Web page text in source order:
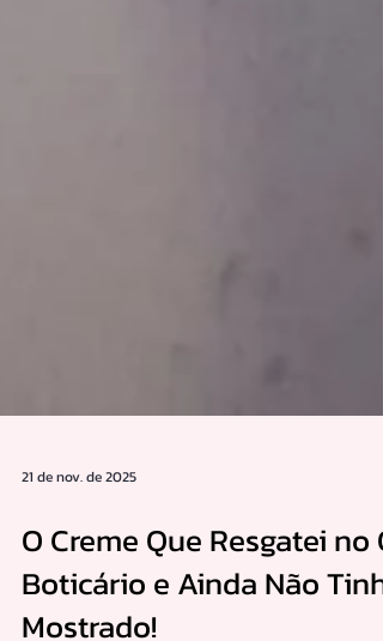
21 de nov. de 2025
O Creme Que Resgatei no O